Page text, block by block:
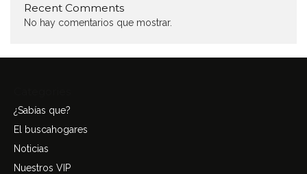
Recent Comments
No hay comentarios que mostrar.
¿Sabías que?
El buscahogares
Noticias
Nuestros VIP